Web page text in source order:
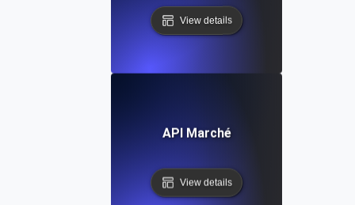
View details
API Marché
View details